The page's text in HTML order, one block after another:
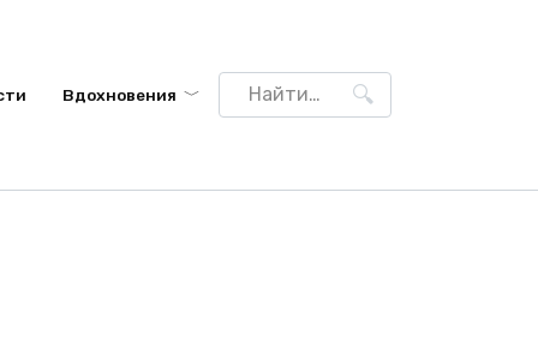
Вдохновения
Search
for: